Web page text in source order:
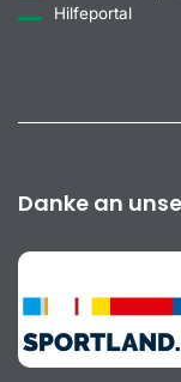
Hilfeportal
Danke an